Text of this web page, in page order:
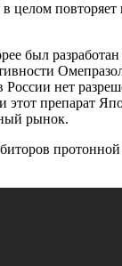
целом
был
нет
этот препарат
рынок.